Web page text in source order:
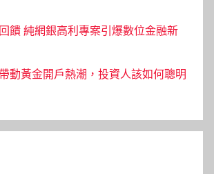
饋 純網銀高利專案引爆數位金融新
動黃金開戶熱潮，投資人該如何聰明